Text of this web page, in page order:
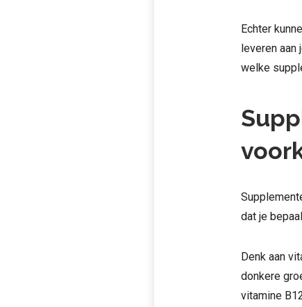
Echter
leveren
welke
dat je
Denk aan
donkere
vitamine